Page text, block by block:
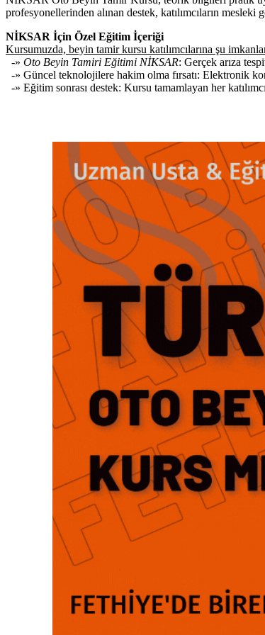
profesyonellerinden alınan destek, katılımcıların mesleki
NİKSAR İçin Özel Eğitim İçeriği
Kursumuzda, beyin tamir kursu katılımcılarına şu
-» Oto Beyin Tamiri Eğitimi NİKSAR: Gerçek arıza
-» Güncel teknolojilere hakim olma fırsatı: Elektronik
-» Eğitim sonrası destek: Kursu tamamlayan her